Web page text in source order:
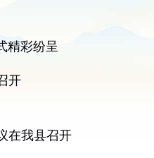
精彩纷呈
开
在我县召开